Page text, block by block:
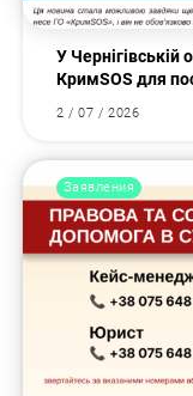
У Чернігівській
КримSOS для
2 / 07 / 2026
Заявления